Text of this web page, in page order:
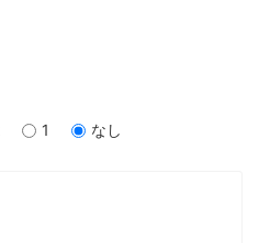
1 なし